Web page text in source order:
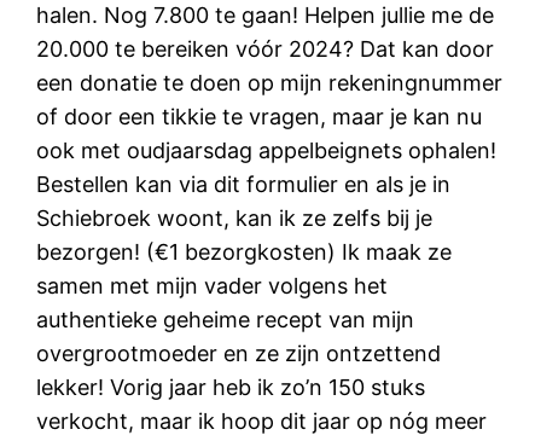
halen. Nog 7.800 te gaan! Helpen jullie me de
20.000 te bereiken vóór 2024? Dat kan door
een donatie te doen op mijn rekeningnummer
of door een tikkie te vragen, maar je kan nu
ook met oudjaarsdag appelbeignets ophalen!
Bestellen kan via dit formulier en als je in
Schiebroek woont, kan ik ze zelfs bij je
bezorgen! (€1 bezorgkosten) Ik maak ze
samen met mijn vader volgens het
authentieke geheime recept van mijn
overgrootmoeder en ze zijn ontzettend
lekker! Vorig jaar heb ik zo’n 150 stuks
verkocht, maar ik hoop dit jaar op nóg meer